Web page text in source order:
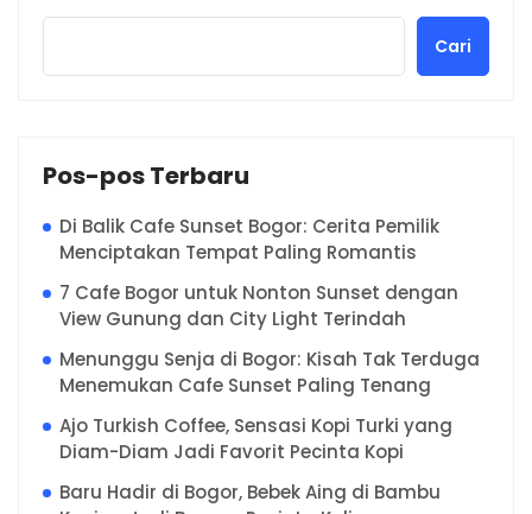
Cari
Pos-pos Terbaru
Di Balik Cafe Sunset Bogor: Cerita Pemilik
Menciptakan Tempat Paling Romantis
7 Cafe Bogor untuk Nonton Sunset dengan
View Gunung dan City Light Terindah
Menunggu Senja di Bogor: Kisah Tak Terduga
Menemukan Cafe Sunset Paling Tenang
Ajo Turkish Coffee, Sensasi Kopi Turki yang
Diam-Diam Jadi Favorit Pecinta Kopi
Baru Hadir di Bogor, Bebek Aing di Bambu